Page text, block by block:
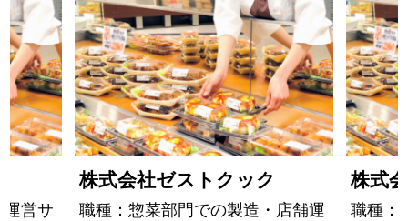
営サ
株式会社ゼストクック
職種：惣菜部門での製造・店舗運
株式
職種：